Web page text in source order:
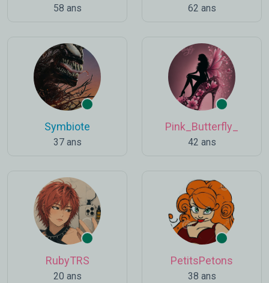
58 ans 62 ans
Symbiote
37 ans
Pink_Butterfly_
42 ans
RubyTRS
20 ans
PetitsPetons
38 ans